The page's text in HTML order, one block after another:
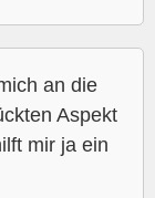
an die
Aspekt
mir ja ein